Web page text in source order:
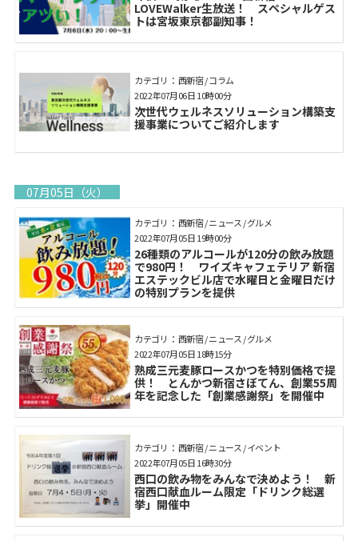
LOVEWalker生放送！ スペシャルゲス
トは宮坂東京都副知事！
カテゴリ： 西新宿 / コラム
次世代ウェルネスソリューション構築支
援事業についてご紹介します
2022年07月06日 10時00分
07月05日（火）
カテゴリ： 西新宿 / ニュース / グルメ
26種類のアルコールが120分の飲み放題
で980円！ ワイズキャフェテリア 新宿
エステックビル店で水曜日と金曜日だけ
の特別プランを提供
2022年07月05日 19時00分
カテゴリ： 西新宿 / ニュース / グルメ
熟成三元麦豚ロースかつを特別価格で提
供！ とんかつ新宿さぼてん、創業55周
年を記念した「創業感謝祭」を開催中
2022年07月05日 18時15分
カテゴリ： 西新宿 / ニュース / イベント
西口の飲み物をみんなで決めよう！ 新
宿西口献血ルーム限定「ドリンク総選
挙」開催中
2022年07月05日 16時30分